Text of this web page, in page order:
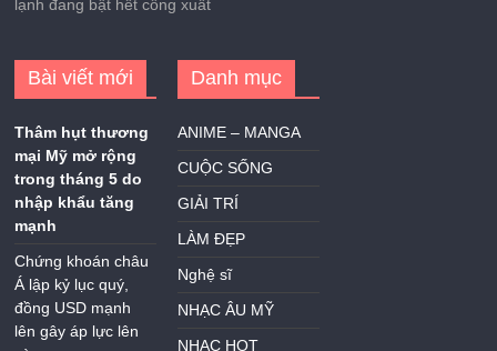
lạnh đang bật hết công xuất
Bài viết mới
Thâm hụt thương
mại Mỹ mở rộng
trong tháng 5 do
nhập khẩu tăng
mạnh
Chứng khoán châu
Á lập kỷ lục quý,
đồng USD mạnh
lên gây áp lực lên
Danh mục
ANIME – MANGA
CUỘC SỐNG
GIẢI TRÍ
LÀM ĐẸP
Nghệ sĩ
NHẠC ÂU MỸ
NHẠC HOT